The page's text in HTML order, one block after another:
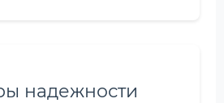
надежности